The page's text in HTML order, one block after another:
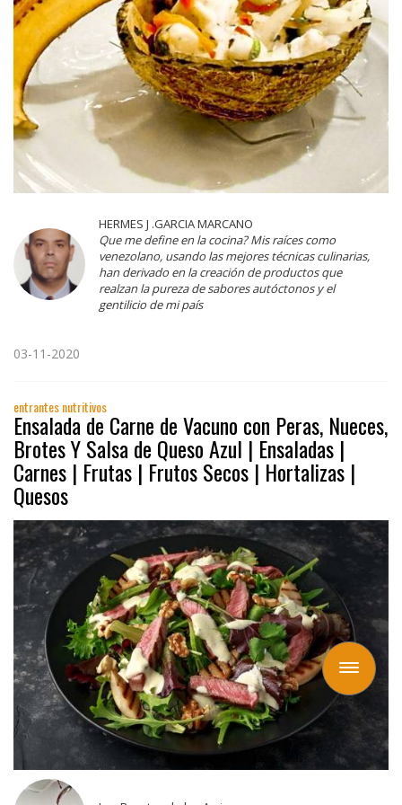
Toggle
navigation
HERMES J .GARCIA MARCANO
Que me define en la cocina? Mis raíces como
venezolano, usando las mejores técnicas culinarias,
han derivado en la creación de productos que
realzan la pureza de sabores autóctonos y el
gentilicio de mi país
03-11-2020
entrantes nutritivos
Ensalada de Carne de Vacuno con Peras, Nueces,
Brotes Y Salsa de Queso Azul | Ensaladas |
Carnes | Frutas | Frutos Secos | Hortalizas |
Quesos